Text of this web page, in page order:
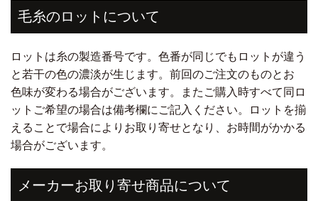
毛糸のロットについて
ロットは糸の製造番号です。色番が同じでもロットが違う
と若干の色の濃淡が生じます。前回のご注文のものとお
色味が変わる場合がございます。またご購入時すべて同ロ
ットご希望の場合は備考欄にご記入ください。ロットを揃
えることで場合によりお取り寄せとなり、お時間がかかる
場合がございます。
メーカーお取り寄せ商品について